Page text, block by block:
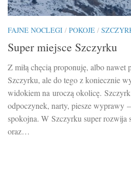
FAJNE NOCLEGI / POKOJE /
Super miejsce Szczyrku
Z miłą chęcią proponuję, albo nawet
Szczyrku, ale do tego z koniecznie
widokiem na uroczą okolicę. Szczyrk
odpoczynek, narty, piesze wyprawy
spokojna. W Szczyrku super rozwija
oraz…